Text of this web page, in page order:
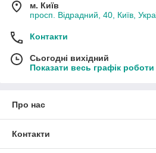
м. Київ
просп. Відрадний, 40, Київ,
Контакти
Сьогодні вихідний
Показати весь графік роботи
Про нас
Контакти